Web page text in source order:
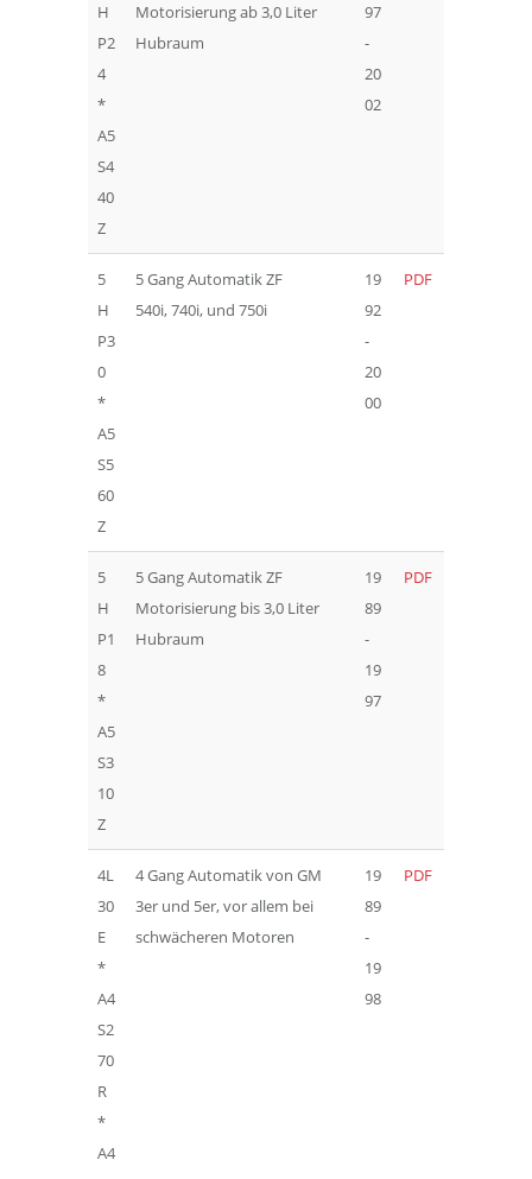
H
P2
4
*
A5
S4
40
Z
Motorisierung ab 3,0 Liter
Hubraum
97
-
20
02
5
H
P3
0
*
A5
S5
60
Z
5 Gang Automatik ZF
540i, 740i, und 750i
19
92
-
20
00
PDF
5
H
P1
8
*
A5
S3
10
Z
5 Gang Automatik ZF
Motorisierung bis 3,0 Liter
Hubraum
19
89
-
19
97
PDF
4L
30
E
*
A4
S2
70
R
*
A4
4 Gang Automatik von GM
3er und 5er, vor allem bei
schwächeren Motoren
19
89
-
19
98
PDF